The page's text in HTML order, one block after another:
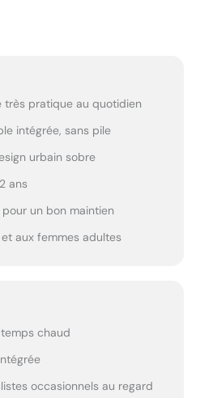
pratique au quotidien
intégrée, sans pile
urbain sobre
ans
un bon maintien
aux femmes adultes
chaud
occasionnels au regard